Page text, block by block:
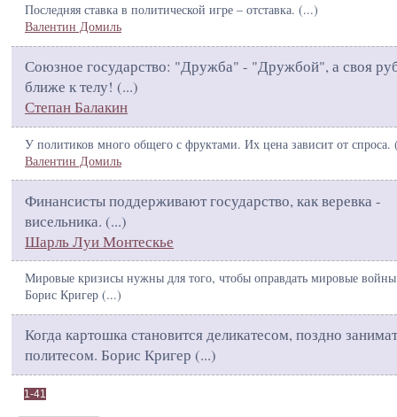
Последняя ставка в политической игре – отставка. (...)
Валентин Домиль
Союзное государство: "Дружба" - "Дружбой", а своя
ближе к телу! (...)
Степан Балакин
У политиков много общего с фруктами. Их цена зависит от спроса.
Валентин Домиль
Финансисты поддерживают государство, как веревка -
висельника. (...)
Шарль Луи Монтескье
Мировые кризисы нужны для того, чтобы оправдать мировые
Борис Кригер (...)
Когда картошка становится деликатесом, поздно
политесом. Борис Кригер (...)
1-41